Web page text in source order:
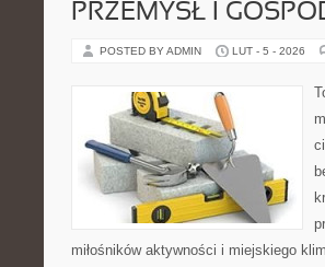
PRZEMYSŁ I
POSTED BY ADMIN LUT - 5 - 2026
miłośników aktywności i miejskiego